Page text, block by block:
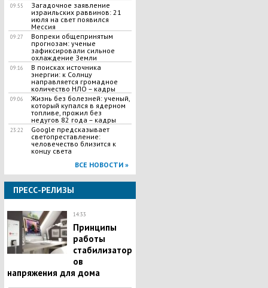
09:55
Загадочное заявление
израильских раввинов: 21
июля на свет появился
Мессия
09:27
Вопреки общепринятым
прогнозам: ученые
зафиксировали сильное
охлаждение Земли
09:16
В поисках источника
энергии: к Солнцу
направляется громадное
количество НЛО – кадры
09:06
Жизнь без болезней: ученый,
который купался в ядерном
топливе, прожил без
недугов 82 года – кадры
23:22
​Google предсказывает
светопреставление:
человечество близится к
концу света
ВСЕ НОВОСТИ »
ПРЕСС-РЕЛИЗЫ
14:33
Принципы
работы
стабилизатор
ов
напряжения для дома